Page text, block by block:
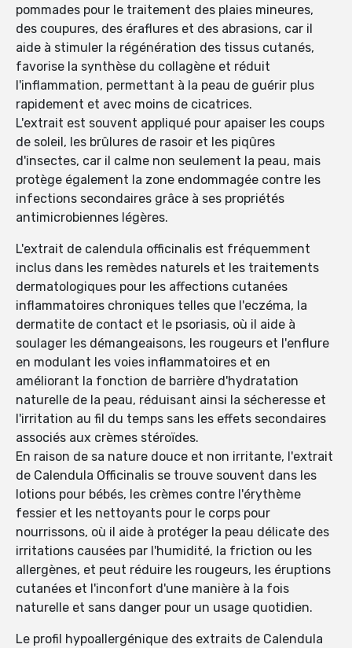
pommades pour le traitement des plaies mineures,
des coupures, des éraflures et des abrasions, car il
aide à stimuler la régénération des tissus cutanés,
favorise la synthèse du collagène et réduit
l'inflammation, permettant à la peau de guérir plus
rapidement et avec moins de cicatrices.
L'extrait est souvent appliqué pour apaiser les coups
de soleil, les brûlures de rasoir et les piqûres
d'insectes, car il calme non seulement la peau, mais
protège également la zone endommagée contre les
infections secondaires grâce à ses propriétés
antimicrobiennes légères.
L'extrait de calendula officinalis est fréquemment
inclus dans les remèdes naturels et les traitements
dermatologiques pour les affections cutanées
inflammatoires chroniques telles que l'eczéma, la
dermatite de contact et le psoriasis, où il aide à
soulager les démangeaisons, les rougeurs et l'enflure
en modulant les voies inflammatoires et en
améliorant la fonction de barrière d'hydratation
naturelle de la peau, réduisant ainsi la sécheresse et
l'irritation au fil du temps sans les effets secondaires
associés aux crèmes stéroïdes.
En raison de sa nature douce et non irritante, l'extrait
de Calendula Officinalis se trouve souvent dans les
lotions pour bébés, les crèmes contre l'érythème
fessier et les nettoyants pour le corps pour
nourrissons, où il aide à protéger la peau délicate des
irritations causées par l'humidité, la friction ou les
allergènes, et peut réduire les rougeurs, les éruptions
cutanées et l'inconfort d'une manière à la fois
naturelle et sans danger pour un usage quotidien.
Le profil hypoallergénique des extraits de Calendula